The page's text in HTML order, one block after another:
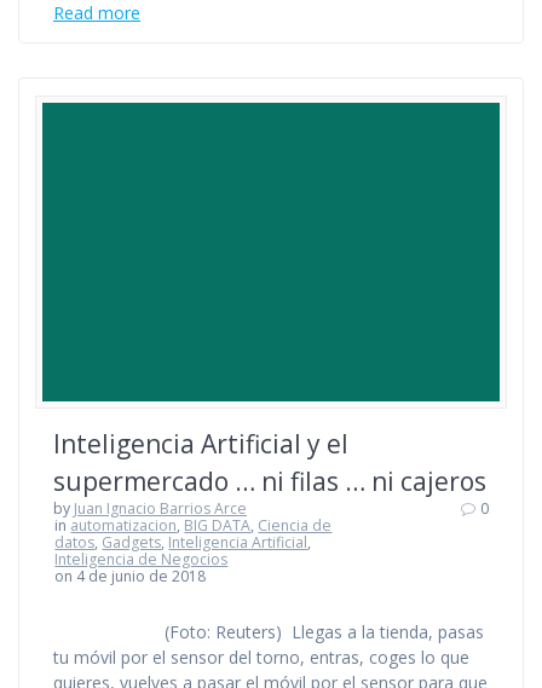
Read more
Inteligencia Artificial y el
supermercado … ni filas … ni cajeros
by Juan Ignacio Barrios Arce
in automatizacion, BIG DATA, Ciencia de
datos, Gadgets, Inteligencia Artificial,
Inteligencia de Negocios
on 4 de junio de 2018
0
(Foto: Reuters) Llegas a la tienda, pasas
tu móvil por el sensor del torno, entras, coges lo que
quieres, vuelves a pasar el móvil por el sensor para que